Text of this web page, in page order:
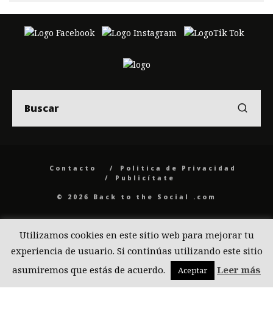
Contacto
Politica de Privacidad
Publicítate
© 2026 Back to the Social .com
Utilizamos cookies en este sitio web para mejorar tu
experiencia de usuario. Si continúas utilizando este sitio
asumiremos que estás de acuerdo.
Aceptar Leer más